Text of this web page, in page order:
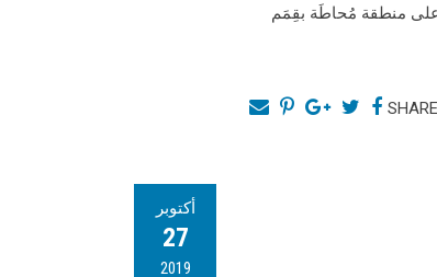
على منطقة مُحاطَة بقِمَم
SHARE
أكتوبر
27
2019